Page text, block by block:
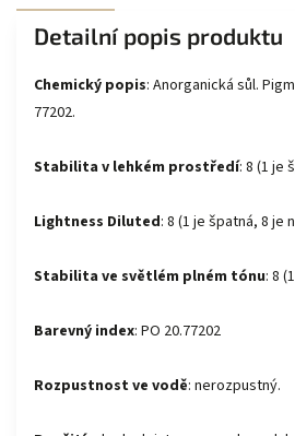
Detailní popis produktu
Chemický popis: Anorganická sůl.
77202.
Stabilita v lehkém prostředí: 8 (1 je
Lightness Diluted: 8 (1 je špatná, 8 je
Stabilita ve světlém plném tónu: 8
Barevný index: PO 20.77202
Rozpustnost ve vodě: nerozpustný.